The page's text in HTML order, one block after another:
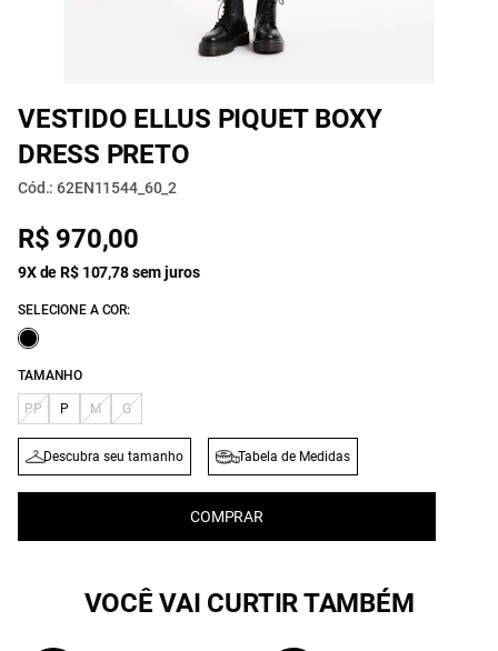
VESTIDO ELLUS PIQUET BOXY
DRESS PRETO
Cód.: 62EN11544_60_2
R$ 970,00
9X de R$ 107,78 sem juros
SELECIONE A COR:
TAMANHO
PP P M G
Descubra seu tamanho Tabela de Medidas
COMPRAR
VOCÊ VAI CURTIR TAMBÉM